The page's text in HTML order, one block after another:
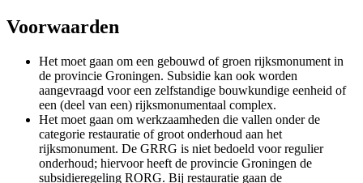
Voorwaarden
Het moet gaan om een gebouwd of groen rijksmonument in
de provincie Groningen. Subsidie kan ook worden
aangevraagd voor een zelfstandige bouwkundige eenheid of
een (deel van een) rijksmonumentaal complex.
Het moet gaan om werkzaamheden die vallen onder de
categorie restauratie of groot onderhoud aan het
rijksmonument. De GRRG is niet bedoeld voor regulier
onderhoud; hiervoor heeft de provincie Groningen de
subsidieregeling RORG. Bij restauratie gaan de